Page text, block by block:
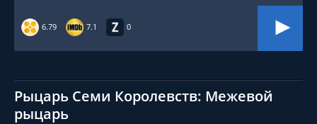
6.79 7.1 0
Рыцарь Семи Королевств: Межевой
рыцарь